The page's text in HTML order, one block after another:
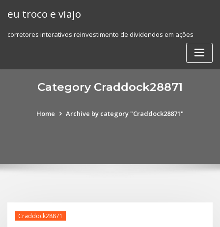
eu troco e viajo
corretores interativos reinvestimento de dividendos em ações
Category Craddock28871
Home Archive by category "Craddock28871"
Craddock28871